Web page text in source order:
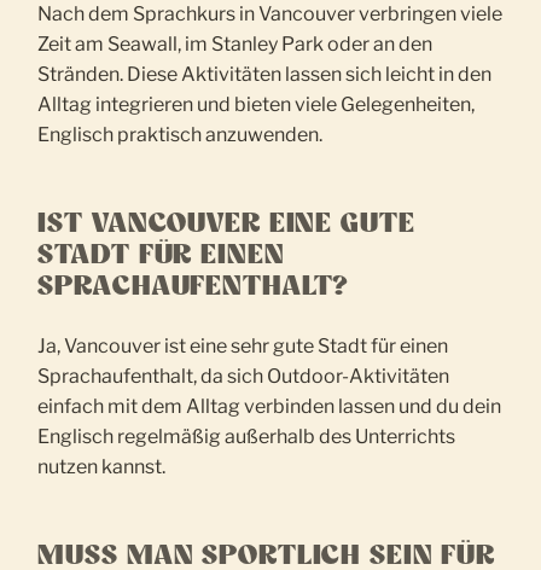
Nach dem Sprachkurs in Vancouver verbringen viele
Zeit am Seawall, im Stanley Park oder an den
Stränden. Diese Aktivitäten lassen sich leicht in den
Alltag integrieren und bieten viele Gelegenheiten,
Englisch praktisch anzuwenden.
IST VANCOUVER EINE GUTE
STADT FÜR EINEN
SPRACHAUFENTHALT?
Ja, Vancouver ist eine sehr gute Stadt für einen
Sprachaufenthalt, da sich Outdoor-Aktivitäten
einfach mit dem Alltag verbinden lassen und du dein
Englisch regelmäßig außerhalb des Unterrichts
nutzen kannst.
MUSS MAN SPORTLICH SEIN FÜR